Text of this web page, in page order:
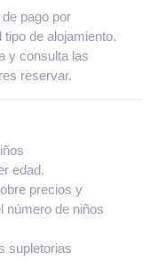
pago por
de alojamiento.
y consulta las
reservar.
edad.
precios y
número de niños
supletorias